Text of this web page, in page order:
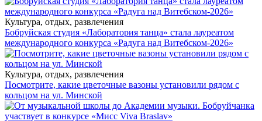
Культура, отдых, развлечения
Бобруйская студия «Лаборатория танца» стала лауреатом
международного конкурса «Радуга над Витебском-2026»
Культура, отдых, развлечения
Посмотрите, какие цветочные вазоны установили рядом с
кольцом на ул. Минской